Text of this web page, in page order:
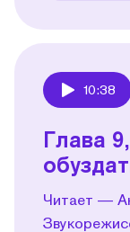
10:38
Глава
Читает —